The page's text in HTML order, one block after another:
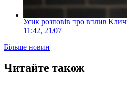
Усик розповів про вплив
11:42, 21/07
Більше новин
Читайте також